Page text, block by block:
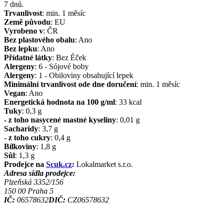
7 dnů.
Trvanlivost: min. 1 měsíc
Země původu: EU
Vyrobeno v: ČR
Bez plastového obalu: Ano
Bez lepku: Ano
Přídatné látky: Bez Éček
Alergeny: 6 - Sójové boby
Alergeny: 1 - Obiloviny obsahující lepek
Minimální trvanlivost ode dne doručení: min. 1 měsíc
Vegan: Ano
Energetická hodnota na 100 g/ml: 33 kcal
Tuky: 0,3 g
- z toho nasycené mastné kyseliny: 0,01 g
Sacharidy: 3,7 g
- z toho cukry: 0,4 g
Bílkoviny: 1,8 g
Sůl: 1,3 g
Prodejce na Scuk.cz: Lokalmarket s.r.o.
Adresa sídla prodejce:
Plzeňská 3352/156
150 00 Praha 5
IČ: 06578632DIČ: CZ06578632